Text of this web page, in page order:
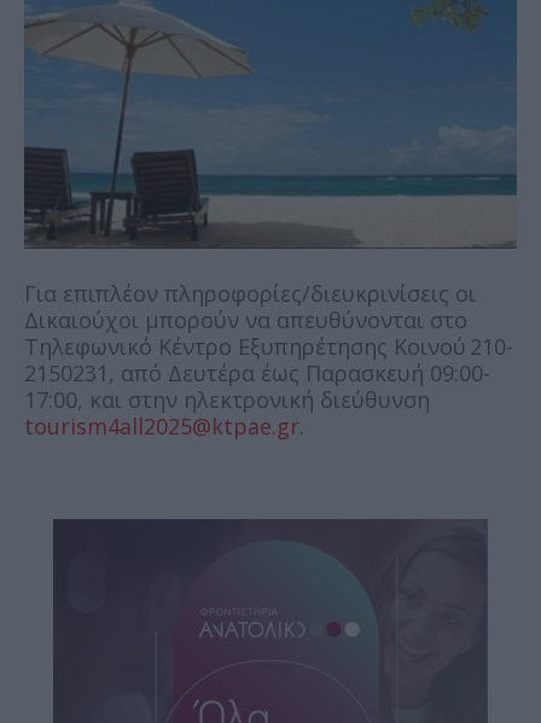
Για επιπλέον πληροφορίες/διευκρινίσεις οι
Δικαιούχοι μπορούν να απευθύνονται στο
Τηλεφωνικό Κέντρο Εξυπηρέτησης Κοινού 210-
2150231, από Δευτέρα έως Παρασκευή 09:00-
17:00, και στην ηλεκτρονική διεύθυνση
tourism4all2025@ktpae.gr.